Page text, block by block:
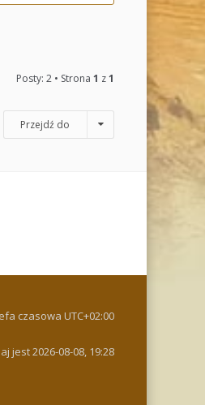
Posty: 2 • Strona 1 z1
Przejdź do
czasowa UTC+02:00
jest 2026-08-08, 19:28